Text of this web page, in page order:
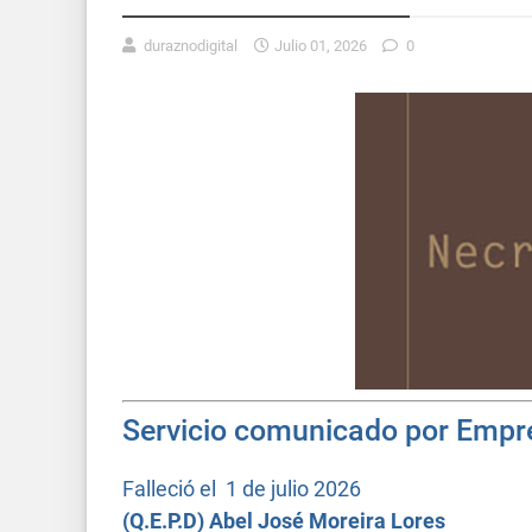
duraznodigital Julio 01, 2026 0
Servicio comunicado por
Falleció el 1 de julio2026
(Q.E.P.D)Abel José Moreira Lores